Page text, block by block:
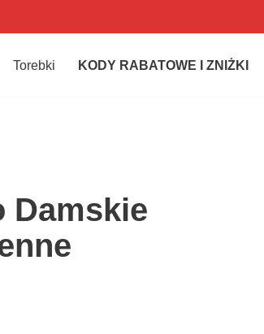
Torebki KODY RABATOWE I ZNIŻKI
Damskie